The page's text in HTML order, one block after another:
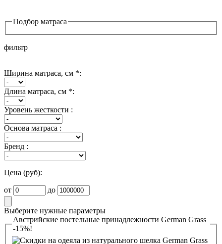
Подбор матраса
фильтр
Ширина матраса, см *:
Длина матраса, см *:
Уровень жесткости :
Основа матраса :
Бренд :
Цена (руб):
от до
Выберите нужные параметры
Австрийские постельные принадлежности German Grass
-15%!